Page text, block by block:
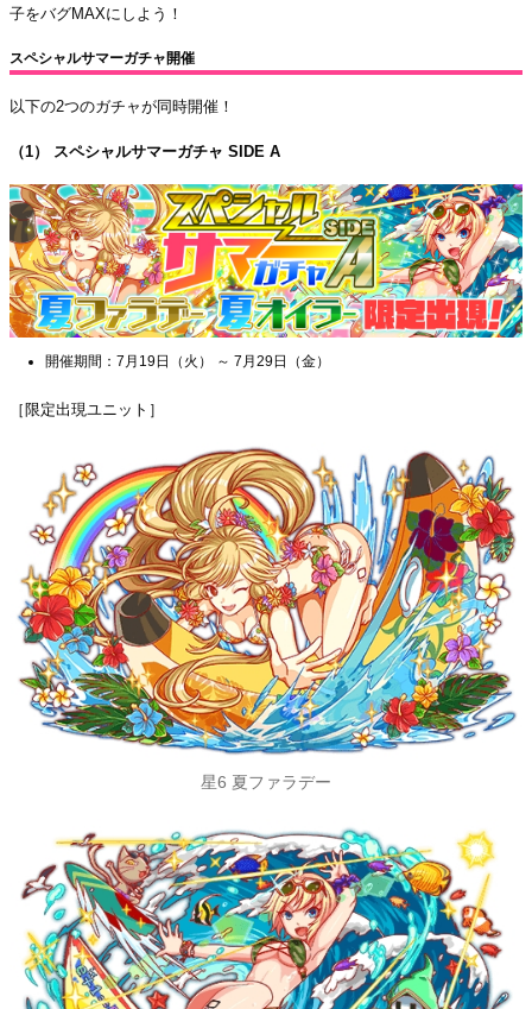
子をバグMAXにしよう！
スペシャルサマーガチャ開催
以下の2つのガチャが同時開催！
（1） スペシャルサマーガチャ SIDE A
開催期間：7月19日（火） ～ 7月29日（金）
［限定出現ユニット］
星6 夏ファラデー